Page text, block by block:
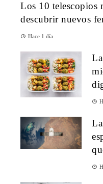
Los 10 telescopios
descubrir nuevos
Hace 1 día